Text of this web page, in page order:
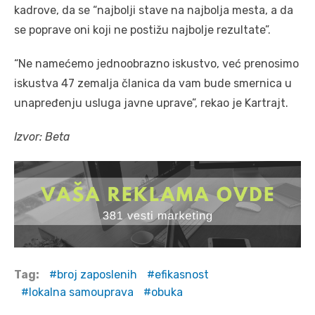
kadrove, da se “najbolji stave na najbolja mesta, a da
se poprave oni koji ne postižu najbolje rezultate”.
“Ne namećemo jednoobrazno iskustvo, već prenosimo
iskustva 47 zemalja članica da vam bude smernica u
unapređenju usluga javne uprave”, rekao je Kartrajt.
Izvor: Beta
Tag: broj zaposlenih
efikasnost
lokalna samouprava
obuka